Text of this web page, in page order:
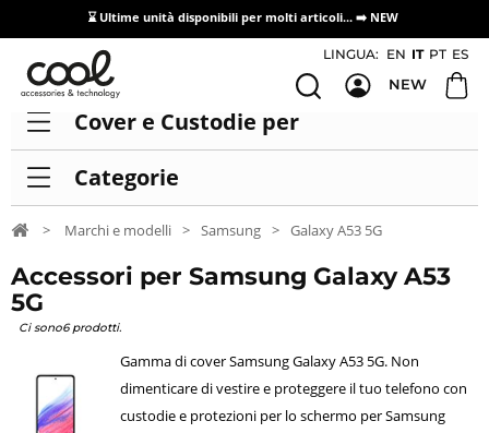
⌛ Ultime unità disponibili per molti articoli... ➡️ NEW
Accesso/registrazione distributori
LINGUA: EN IT PT ES
NEW
Cover e Custodie per
Categorie
> Marchi e modelli > Samsung > Galaxy A53 5G
Accessori per Samsung Galaxy A53
5G
Ci sono6 prodotti.
Gamma di cover Samsung Galaxy A53 5G. Non
dimenticare di vestire e proteggere il tuo telefono con
custodie e protezioni per lo schermo per Samsung